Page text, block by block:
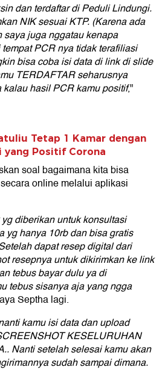
dan terdaftar di Peduli Lindungi.
NIK sesuai KTP. (Karena ada
saya juga nggatau kenapa
PCR nya tidak terafiliasi
bisa coba isi data di link di slide
TERDAFTAR seharusnya
kalau hasil PCR kamu positif,"
Tetap 1 Kamar dengan
yang Positif Corona
soal bagaimana kita bisa
online melalui aplikasi
diberikan untuk konsultasi
yg hanya 10rb dan bisa gratis
dapat resep digital dari
resepnya untuk dikirimkan ke link
tebus bayar dulu ya di
tebus sisanya aja yang ngga
Septha lagi.
kamu isi data dan upload
KESELURUHAN
Nanti setelah selesai kamu akan
sudah sampai dimana.